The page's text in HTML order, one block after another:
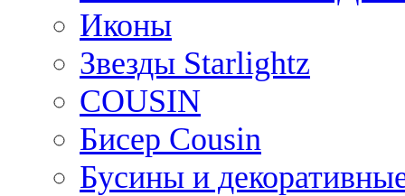
Иконы
Звезды Starlightz
COUSIN
Бисер Cousin
Бусины и